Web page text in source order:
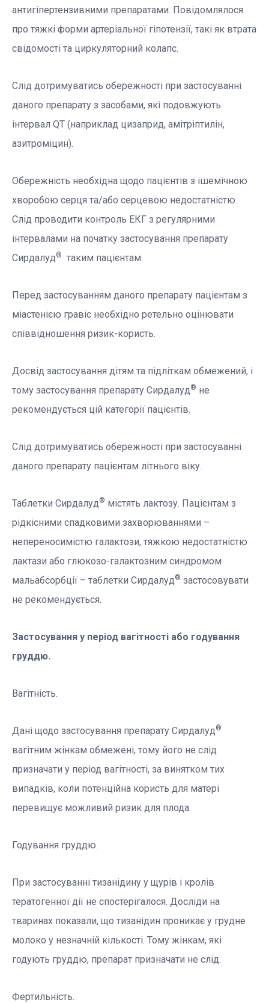
антигіпертензивними препаратами. Повідомлялося
про тяжкі форми артеріальної гіпотензії, такі як втрата
свідомості та циркуляторний колапс.
Слід дотримуватись обережності при застосуванні
даного препарату з засобами, які подовжують
інтервал QT (наприклад цизаприд, амітріптилін,
азитроміцин).
Обережність необхідна щодо пацієнтів з ішемічною
хворобою серця та/або серцевою недостатністю.
Слід проводити контроль ЕКГ з регулярними
інтервалами на початку застосування препарату
Сирдалуд® таким пацієнтам.
Перед застосуванням даного препарату пацієнтам з
міастенією гравіс необхідно ретельно оцінювати
співвідношення ризик-користь.
Досвід застосування дітям та підліткам обмежений, і
тому застосування препарату Сирдалуд® не
рекомендується цій категорії пацієнтів.
Слід дотримуватись обережності при застосуванні
даного препарату пацієнтам літнього віку.
Таблетки Сирдалуд® містять лактозу. Пацієнтам з
рідкісними спадковими захворюваннями –
непереносимістю галактози, тяжкою недостатністю
лактази або глюкозо-галактозним синдромом
мальабсорбції – таблетки Сирдалуд® застосовувати
не рекомендується.
Застосування у період вагітності або годування
груддю.
Вагітність.
Дані щодо застосування препарату Сирдалуд®
вагітним жінкам обмежені, тому його не слід
призначати у період вагітності, за винятком тих
випадків, коли потенційна користь для матері
перевищує можливий ризик для плода.
Годування груддю.
При застосуванні тизанідину у щурів і кролів
тератогенної дії не спостерігалося. Досліди на
тваринах показали, що тизанідин проникає у грудне
молоко у незначній кількості. Тому жінкам, які
годують груддю, препарат призначати не слід.
Фертильність.